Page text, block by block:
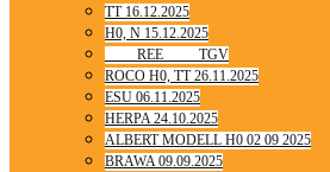
TT 16.12.2025
H0, N 15.12.2025
____ REE ____ TGV
ROCO H0, TT 26.11.2025
ESU 06.11.2025
HERPA 24.10.2025
ALBERT MODELL H0 02 09 2025
BRAWA 09.09.2025